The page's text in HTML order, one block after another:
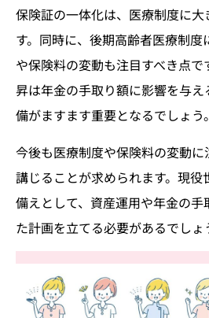
保険証の一体化は、医療制度に
す。同時に、後期高齢者医療制
や保険料の変動も注目すべき点
昇は年金の手取り額に影響を与
備がますます重要となるでしょう。
今後も医療制度や保険料の変動
講じることが求められます。現役
備えとして、資産運用や年金の手
た計画を立てる必要があるでしょ